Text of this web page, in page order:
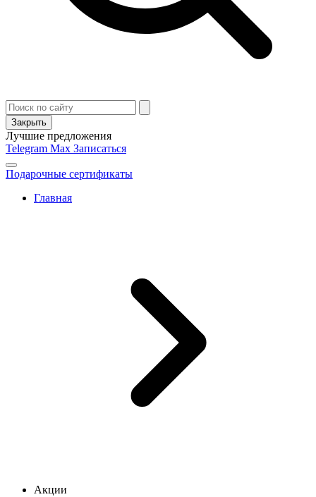
Закрыть
Лучшие предложения
Telegram Max Записаться
Подарочные сертификаты
Главная
Акции